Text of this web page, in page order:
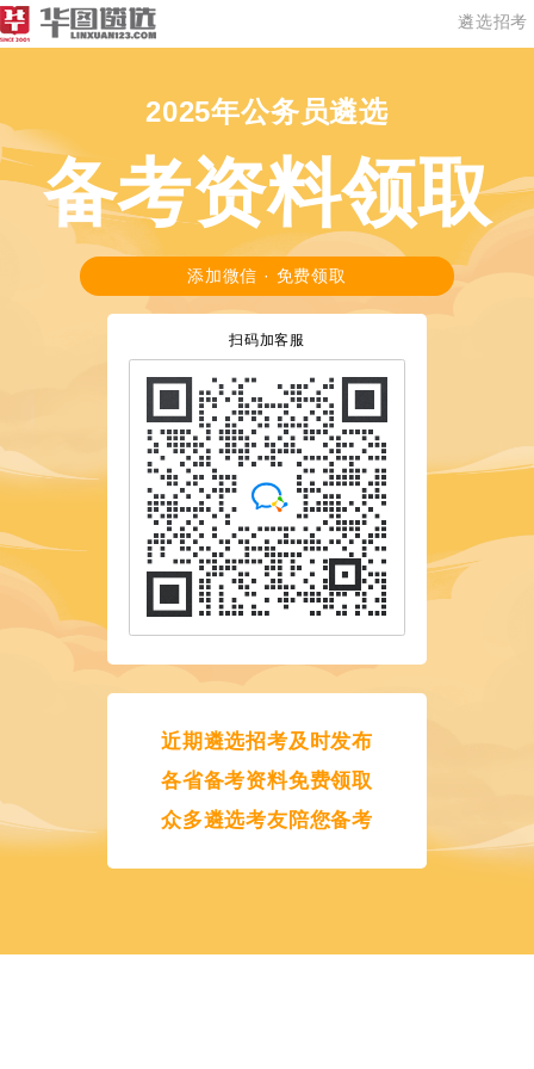
遴选招考
2025年公务员遴选
备考资料领取
添加微信 · 免费领取
扫码加客服
近期遴选招考及时发布
各省备考资料免费领取
众多遴选考友陪您备考